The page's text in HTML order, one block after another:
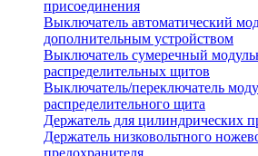
присоединения
Выключатель автоматический
дополнительным устройством
Выключатель сумеречный
распределительных щитов
Выключатель/переключатель
распределительного щита
Держатель для цилиндрических
Держатель низковольтного
предохранителя